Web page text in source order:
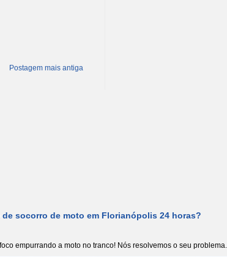
Postagem mais antiga
socorro de moto em Florianópolis 24 horas?
empurrando a moto no tranco! Nós resolvemos o seu problema...